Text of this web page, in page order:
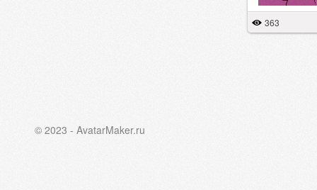
363
© 2023 - AvatarMaker.ru